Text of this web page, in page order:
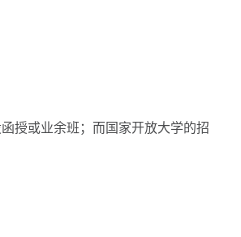
或业余班；而国家开放大学的招